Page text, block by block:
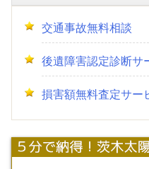
交通事故無料相談
後遺障害認定診断サ
損害額無料査定サー